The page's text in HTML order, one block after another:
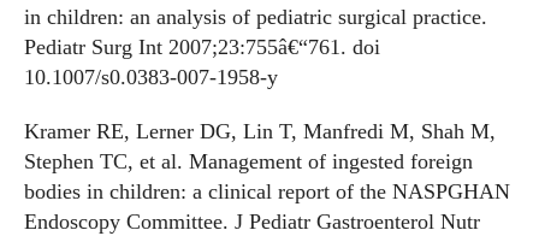
in children: an analysis of pediatric surgical practice.
Pediatr Surg Int 2007;23:755â€“761. doi
10.1007/s0.0383-007-1958-y
Kramer RE, Lerner DG, Lin T, Manfredi M, Shah M,
Stephen TC, et al. Management of ingested foreign
bodies in children: a clinical report of the NASPGHAN
Endoscopy Committee. J Pediatr Gastroenterol Nutr